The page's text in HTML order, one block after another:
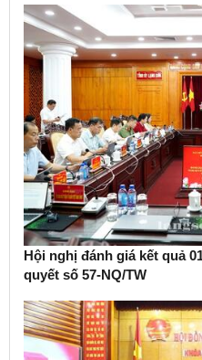
Hội nghị đánh giá kết quả
quyết số 57-NQ/TW